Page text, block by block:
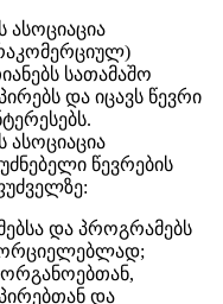
ასოციაცია
სათამაშო
და იცავს წევრი
ასოციაცია
წევრების
და პროგრამებს
და